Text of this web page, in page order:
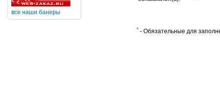
все наши банеры
* - Обязательные для